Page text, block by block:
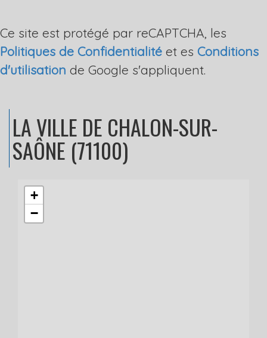
Ce site est protégé par reCAPTCHA, les
Politiques de Confidentialité et es Conditions
d'utilisation de Google s'appliquent.
LA VILLE DE CHALON-SUR-
SAÔNE (71100)
+
−